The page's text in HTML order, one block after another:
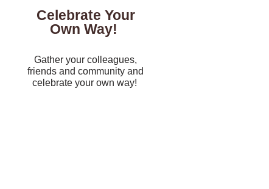
Celebrate Your
Own Way!
Gather your colleagues,
friends and community and
celebrate your own way!